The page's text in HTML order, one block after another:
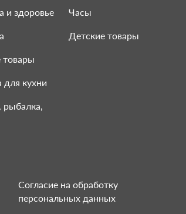
и здоровье
товары
для кухни
рыбалка,
Часы
Детские товары
Согласие на обработку
персональных данных